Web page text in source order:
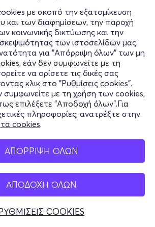
με σκοπό την εξατομίκευση
και των διαφημίσεων, την παροχή
κοινωνικής δικτύωσης και την
των ιστοσελίδων μας.
για "Απόρριψη όλων" των μη
εάν δεν συμφωνείτε με τη
να ορίσετε τις δικές σας
κλικ στο "Ρυθμίσεις cookies".
συμφωνείτε με τη χρήση των cookies,
επιλέξετε "Αποδοχή όλων".Για
πληροφορίες, ανατρέξτε στην
τα cookies.
ΑΠΟΡΡΙΨΗ ΟΛΩΝ
ΑΠΟΔΟΧΗ ΟΛΩΝ
COOKIES